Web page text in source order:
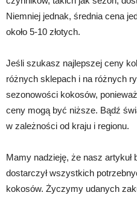
Niemniej jednak, średnia cena
około 5-10 złotych.
Jeśli szukasz najlepszej ceny
różnych sklepach i na różnych
sezonowości kokosów,
ceny mogą być niższe. Bądź
w zależności od kraju i regionu.
Mamy nadzieję, że nasz artykuł
dostarczył wszystkich
kokosów. Życzymy udanych